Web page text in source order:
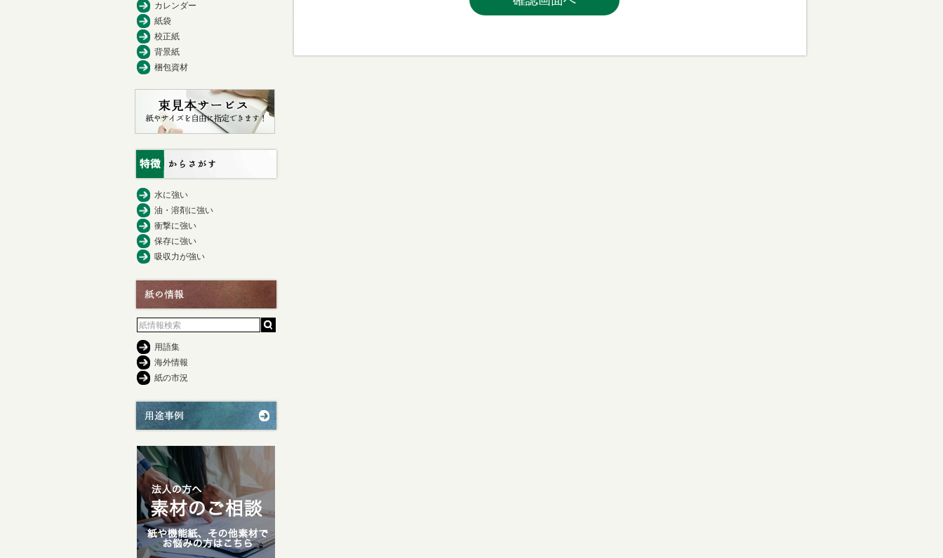
カレンダー
紙袋
校正紙
背景紙
梱包資材
水に強い
油・溶剤に強い
衝撃に強い
保存に強い
吸収力が強い
用語集
海外情報
紙の市況